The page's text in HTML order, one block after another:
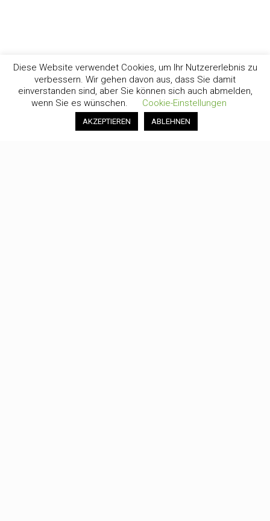
Diese Website verwendet Cookies, um Ihr Nutzererlebnis zu
verbessern. Wir gehen davon aus, dass Sie damit
einverstanden sind, aber Sie können sich auch abmelden,
wenn Sie es wünschen.
Cookie-Einstellungen
AKZEPTIEREN ABLEHNEN